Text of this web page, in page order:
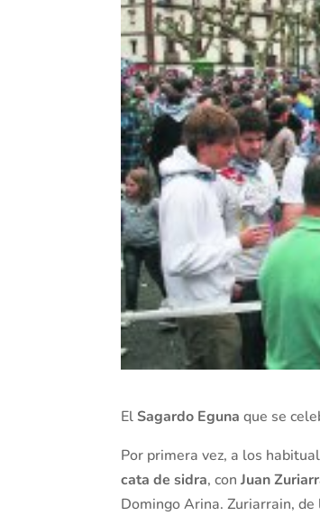
El Sagardo Egunaque se
Por primera vez, a los
cata de sidra, conJuan
Domingo Arina. Zuriarrain,